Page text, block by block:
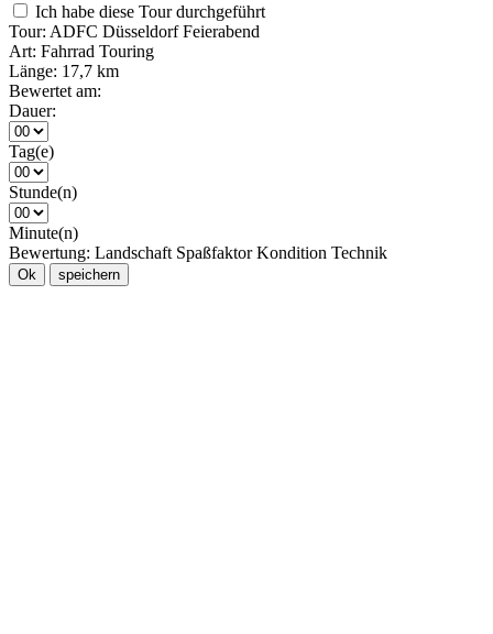
Ich habe diese Tour durchgeführt
Tour: ADFC Düsseldorf Feierabend
Art: Fahrrad Touring
Länge: 17,7 km
Bewertet am:
Dauer:
Tag(e)
Stunde(n)
Minute(n)
Bewertung: Landschaft Spaßfaktor Kondition Technik
Ok speichern